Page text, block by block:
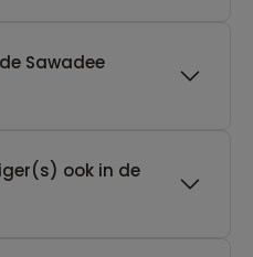
Sawadee
ook in de